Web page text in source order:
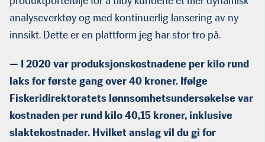
analyseverktøy og med kontinuerlig lansering av ny
innsikt. Dette er en plattform jeg har stor tro på.
— I 2020 var produksjonskostnadene per kilo rund
laks for første gang over 40 kroner. Ifølge
Fiskeridirektoratets lønnsomhetsundersøkelse var
kostnaden per rund kilo 40,15 kroner, inklusive
slaktekostnader. Hvilket anslag vil du gi for